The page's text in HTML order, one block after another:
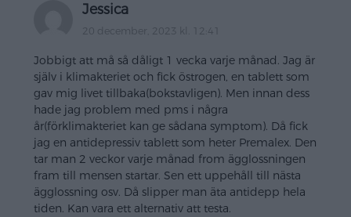
Jessica
20 december, 2023 kl. 12:41
Jobbigt att må så dåligt 1 vecka varje månad. Jag är
själv i klimakteriet och fick östrogen, en tablett som
gav mig livet tillbaka(bokstavligen). Men innan dess
hade jag problem med pms i några
år(förklimakteriet kan ge sådana symptom). Då fick
jag en antidepressiv tablett som heter Premalex. Den
tar man 2 veckor varje månad from ägglossningen
fram till mensen startar. Sen ett uppehåll till nästa
ägglossning osv. Då slipper man äta antidepp hela
tiden. Kan vara ett alternativ att testa.